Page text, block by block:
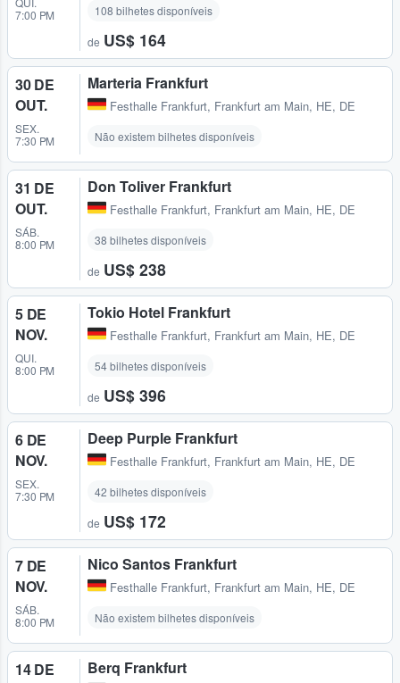
7:00 PM
108 bilhetes disponíveis
de US$ 164
30 DE
OUT.
SEX.
7:30 PM
Marteria Frankfurt
Festhalle Frankfurt, Frankfurt am Main, HE, DE
Não existem bilhetes disponíveis
31 DE
OUT.
SÁB.
8:00 PM
Don Toliver Frankfurt
Festhalle Frankfurt, Frankfurt am Main, HE, DE
38 bilhetes disponíveis
de US$ 238
5 DE
NOV.
QUI.
8:00 PM
Tokio Hotel Frankfurt
Festhalle Frankfurt, Frankfurt am Main, HE, DE
54 bilhetes disponíveis
de US$ 396
6 DE
NOV.
SEX.
7:30 PM
Deep Purple Frankfurt
Festhalle Frankfurt, Frankfurt am Main, HE, DE
42 bilhetes disponíveis
de US$ 172
7 DE
NOV.
SÁB.
8:00 PM
Nico Santos Frankfurt
Festhalle Frankfurt, Frankfurt am Main, HE, DE
Não existem bilhetes disponíveis
14 DE
Berq Frankfurt